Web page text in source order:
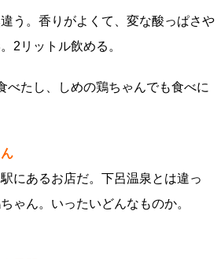
う。香りがよくて、変な酸っぱさや
2リットル飲める。
べたし、しめの鶏ちゃんでも食べに
にあるお店だ。下呂温泉とは違っ
ゃん。いったいどんなものか。